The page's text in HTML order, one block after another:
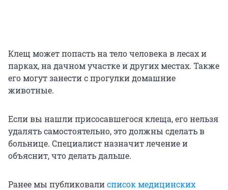
Клещ может попасть на тело человека в лесах и
парках, на дачном участке и других местах. Также
его могут занести с прогулки домашние
животные.
Если вы нашли присосавшегося клеща, его нельзя
удалять самостоятельно, это должны сделать в
больнице. Специалист назначит лечение и
объяснит, что делать дальше.
Ранее мы публиковалисписок медицинских